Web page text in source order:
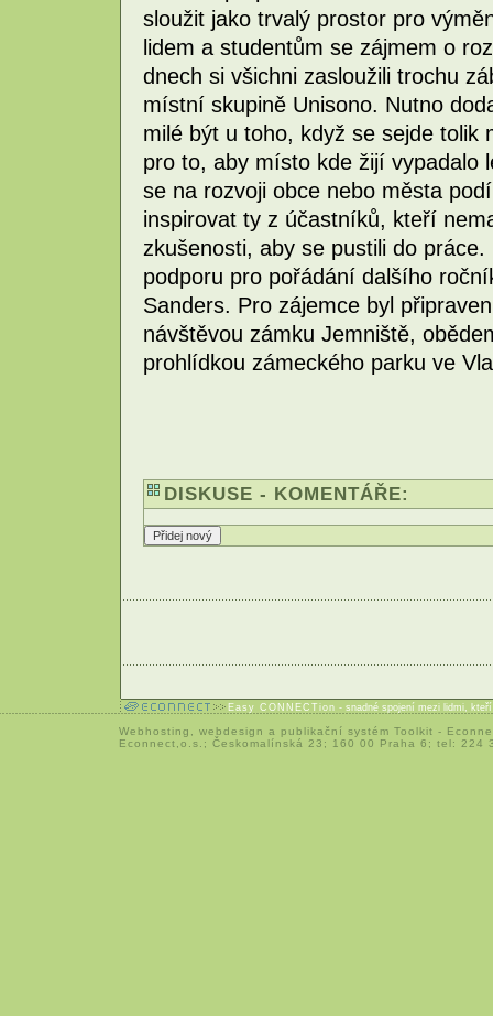
sloužit jako trvalý prostor pro
lidem a studentům se zájmem o
dnech si všichni zasloužili trochu
místní skupině Unisono. Nutno
milé být u toho, když se sejde tolik
pro to, aby místo kde žijí vypadalo
se na rozvoji obce nebo města
inspirovat ty z účastníků, kteří
zkušenosti, aby se pustili do
podporu pro pořádání dalšího
Sanders. Pro zájemce byl
návštěvou zámku Jemniště,
prohlídkou zámeckého parku ve
DISKUSE - KOMENTÁŘE:
Easy CONNECTion - snadné spojení mezi lidmi,
Webhosting webdesign a publikační systém Toolkit -
Econnect,o.s.; Českomalínská 23; 160 00 Praha 6; tel: 224